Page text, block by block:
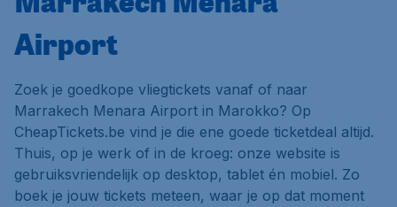
Airport
Zoek je goedkope vliegtickets vanaf of naar
Marrakech Menara Airport in Marokko? Op
CheapTickets.be vind je die ene goede ticketdeal altijd.
Thuis, op je werk of in de kroeg: onze website is
gebruiksvriendelijk op desktop, tablet én mobiel. Zo
boek je jouw tickets meteen, waar je op dat moment